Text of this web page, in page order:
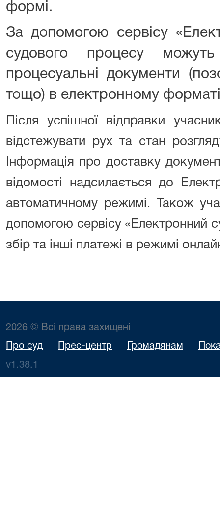
формі.
За допомогою сервісу
судового процесу
процесуальні документи
тощо) в електронному
Після успішної відправки
відстежувати рух та стан
Інформація про доставку
відомості надсилається до
автоматичному режимі. Також
допомогою сервісу «Електронний
збір та інші платежі в режимі
2026 © Всі права захищені
Про суд Прес-центр Громадянам
v1.38.1